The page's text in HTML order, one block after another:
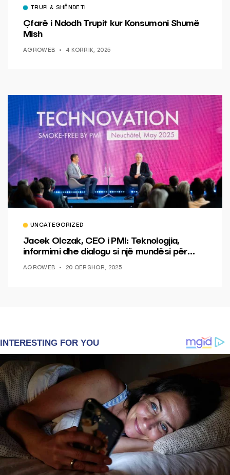
TRUPI & SHËNDETI
Çfarë i Ndodh Trupit kur Konsumoni Shumë
Mish
AGROWEB 4 KORRIK, 2025
UNCATEGORIZED
Jacek Olczak, CEO i PMI: Teknologjia,
informimi dhe dialogu si një mundësi për
AGROWEB 20 QERSHOR, 2025